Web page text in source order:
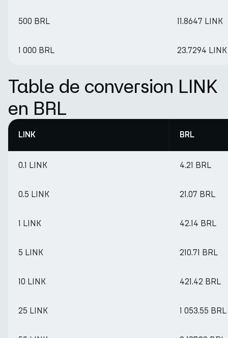
500 BRL 11.8647 LINK
1 000 BRL 23.7294 LINK
Table de conversion LINK
en BRL
LINK BRL
0.1 LINK 4.21 BRL
0.5 LINK 21.07 BRL
1 LINK 42.14 BRL
5 LINK 210.71 BRL
10 LINK 421.42 BRL
25 LINK 1 053.55 BRL